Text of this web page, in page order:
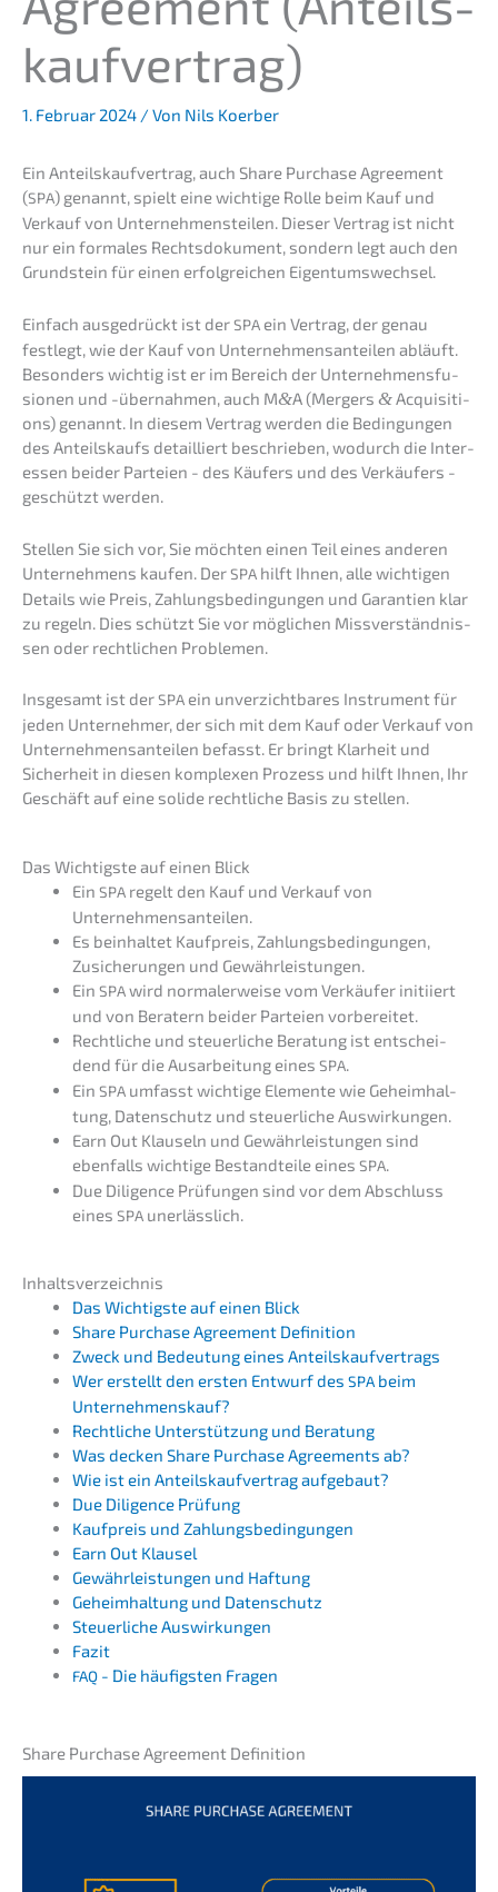
kauf­ver­trag)
1. Februar 2024 / Von Nils Koerber
Ein Anteils­kauf­ver­trag, auch Share Purcha­se Agree­ment
(SPA) genannt, spielt eine wichti­ge Rolle beim Kauf und
Verkauf von Unter­neh­mens­tei­len. Dieser Vertrag ist nicht
nur ein forma­les Rechts­do­ku­ment, sondern legt auch den
Grund­stein für einen erfolg­rei­chen Eigentumswechsel.
Einfach ausge­drückt ist derSPA ein Vertrag, der genau
festlegt, wie der Kauf von Unter­neh­mens­an­tei­len abläuft.
Beson­ders wichtig ist er im Bereich der Unter­neh­mens­fu­
sio­nen und -übernah­men, auch M&A (Mergers &Acqui­si­ti­
ons) genannt. In diesem Vertrag werden die Bedin­gun­gen
des Anteils­kaufs detail­liert beschrie­ben, wodurch die Inter­
es­sen beider Partei­en - des Käufers und des Verkäu­fers -
geschützt werden.
Stellen Sie sich vor, Sie möchten einen Teil eines anderen
Unter­neh­mens kaufen. DerSPA hilft Ihnen, alle wichti­gen
Details wie Preis, Zahlungs­be­din­gun­gen und Garan­tien klar
zu regeln. Dies schützt Sie vor mögli­chen Missver­ständ­nis­
sen oder recht­li­chen Problemen.
Insge­samt ist derSPA ein unver­zicht­ba­res Instru­ment für
jeden Unter­neh­mer, der sich mit dem Kauf oder Verkauf von
Unter­neh­mens­an­tei­len befasst. Er bringt Klarheit und
Sicher­heit in diesen komple­xen Prozess und hilft Ihnen, Ihr
Geschäft auf eine solide recht­li­che Basis zu stellen.
Das Wichtigs­te auf einen Blick
Ein SPA regelt den Kauf und Verkauf von
Unternehmensanteilen.
Es beinhal­tet Kaufpreis, Zahlungs­be­din­gun­gen,
Zusiche­run­gen und Gewährleistungen.
Ein SPAwird norma­ler­wei­se vom Verkäu­fer initi­iert
und von Beratern beider Partei­en vorbereitet.
Recht­li­che und steuer­li­che Beratung ist entschei­
dend für die Ausar­bei­tung eines SPA.
Ein SPA umfasst wichti­ge Elemen­te wie Geheim­hal­
tung, Daten­schutz und steuer­li­che Auswirkungen.
Earn Out Klauseln und Gewähr­leis­tun­gen sind
ebenfalls wichti­ge Bestand­tei­le eines SPA.
Due Diligence Prüfun­gen sind vor dem Abschluss
eines SPA unerlässlich.
Inhalts­ver­zeich­nis
Das Wichtigs­te auf einen Blick
Share Purcha­se Agree­ment Definition
Zweck und Bedeu­tung eines Anteilskaufvertrags
Wer erstellt den ersten Entwurf des SPA beim
Unternehmenskauf?
Recht­li­che Unter­stüt­zung und Beratung
Was decken Share Purcha­se Agree­ments ab?
Wie ist ein Anteils­kauf­ver­trag aufgebaut?
Due Diligence Prüfung
Kaufpreis und Zahlungsbedingungen
Earn Out Klausel
Gewähr­leis­tun­gen und Haftung
Geheim­hal­tung und Datenschutz
Steuer­li­che Auswirkungen
Fazit
FAQ - Die häufigs­ten Fragen
Share Purcha­se Agree­ment Definition